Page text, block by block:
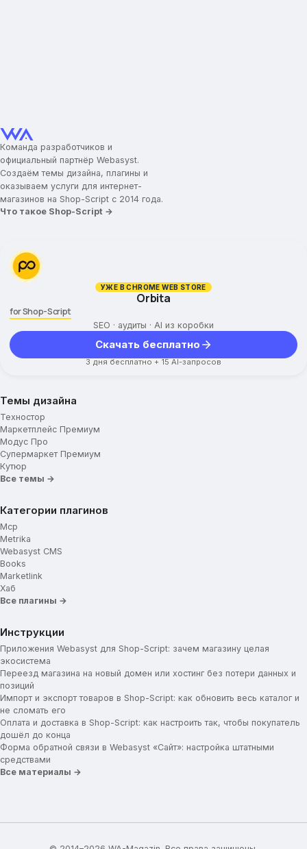
Команда разработчиков и
официальный партнёр Webasyst.
Создаём темы дизайна, плагины и
оказываем услуги для интернет-
магазинов на Shop-Script с 2014 года.
Что такое Shop-Script →
УЖЕ В CHROME WEB STORE
Orbita
for Shop-Script
SEO · аудиты · AI из коробки
Скачать бесплатно
3 дня бесплатно + 15 AI-запросов
Темы дизайна
Техностор
Маркетплейс Премиум
Модус Про
Супермаркет Премиум
Кутюр
Все темы →
Категории плагинов
Mcp
Metrika
Webasyst CMS
Books
Marketlink
Хаб
Все плагины →
Инструкции
Приложения Webasyst для Shop-Script: зачем магазину целая
экосистема
Переезд магазина на новый домен или хостинг без потери данных и
позиций
Импорт и экспорт товаров в Shop-Script: как обновить весь каталог и
не сломать его
Оплата и доставка в Shop-Script: как настроить так, чтобы покупатель
дошёл до конца
Форма обратной связи в Webasyst «Сайт»: настройка штатными
средствами
Все материалы →